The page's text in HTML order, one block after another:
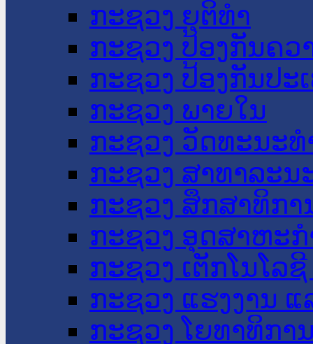
ກະຊວງ ຍຸຕິທໍາ
ກະຊວງ ປ້ອງກັນຄວ
ກະຊວງ ປ້ອງກັນປະ
ກະຊວງ ພາຍໃນ
ກະຊວງ ວັດທະນະ
ກະຊວງ ສາທາລະນ
ກະຊວງ ສຶກສາທິກາ
ກະຊວງ ອຸດສາຫະ
ກະຊວງ ເຕັກໂນໂລ
ກະຊວງ ແຮງງານ
ກະຊວງ ໂຍທາທິກາ